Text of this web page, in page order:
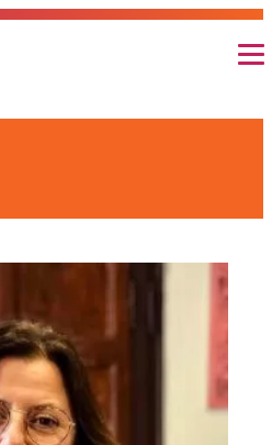
PER A TOTA LA
CAFÉ ODÈON
ESPAIS A L’AIRE